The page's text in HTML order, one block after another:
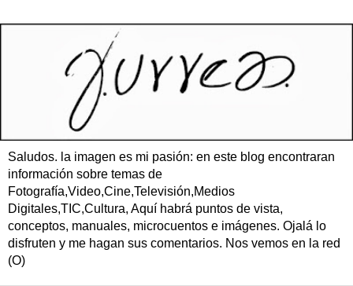
Saludos. la imagen es mi pasión: en este blog encontraran
información sobre temas de
Fotografía,Video,Cine,Televisión,Medios
Digitales,TIC,Cultura, Aquí habrá puntos de vista,
conceptos, manuales, microcuentos e imágenes. Ojalá lo
disfruten y me hagan sus comentarios. Nos vemos en la red
(O)